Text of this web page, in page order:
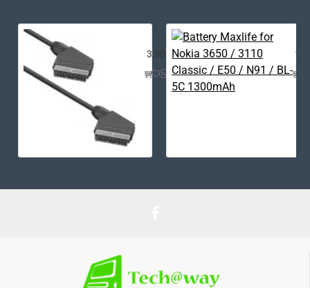
Καλώδιο Scart, 1m, ΟΕΜ - 18021
3,90€